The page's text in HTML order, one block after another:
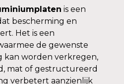
is een
bescherming en
Het is een
de gewenste
kan worden verkregen,
mat of gestructureerd
verbetert aanzienlijk